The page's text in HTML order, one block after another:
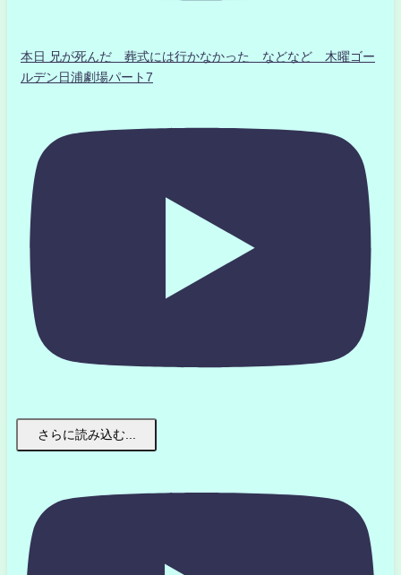
本日 兄が死んだ 葬式には行かなかった などなど 木曜ゴー
ルデン日浦劇場パート7
さらに読み込む...